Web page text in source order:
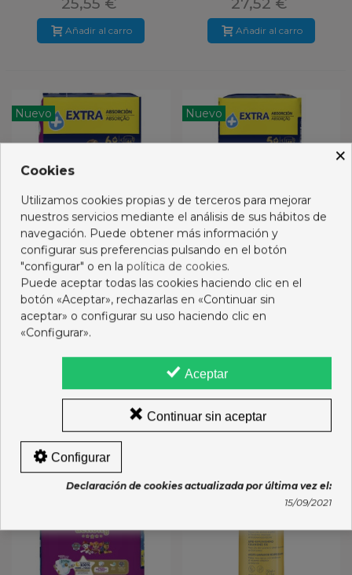
25,55 €
Añadir al carro
27,52 €
Añadir al carro
Nuevo
DODOT ACTIVITY T6+ 14-
19 KG 44 U
17,95 €
Nuevo
DODOT ACTIVITY T5+ 12-
17 KG 48 U
17,95 €
Nuevo
×
Cookies
Utilizamos cookies propias y de terceros para mejorar
nuestros servicios mediante el análisis de sus hábitos de
navegación. Puede obtener más información y
configurar sus preferencias pulsando en el botón
"configurar" o en la política de cookies.
Puede aceptar todas las cookies haciendo clic en el
botón «Aceptar», rechazarlas en «Continuar sin
aceptar» o configurar su uso haciendo clic en
«Configurar».
Aceptar
Continuar sin aceptar
Configurar
Declaración de cookies actualizada por última vez el:
15/09/2021